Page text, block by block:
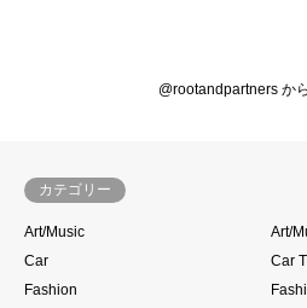
@rootandpartners か
カテゴリー
Art/Music
Art/
Car
Car
Fashion